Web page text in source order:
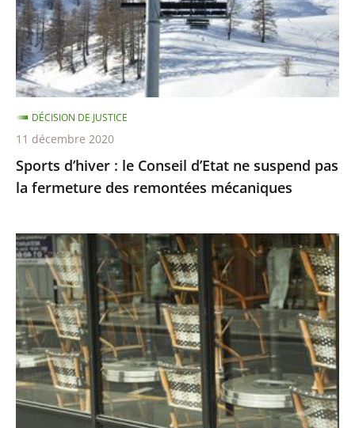
d’Etat
ne
suspend
pas
la
fermeture
des
remontées
mécaniques
Sports d’hiver : le Conseil d’Etat ne suspend pas
la fermeture des remontées mécaniques
DÉCISION DE JUSTICE
11 décembre 2020
Fermeture
des
bars
et
restaurants,
Décision
en
référé